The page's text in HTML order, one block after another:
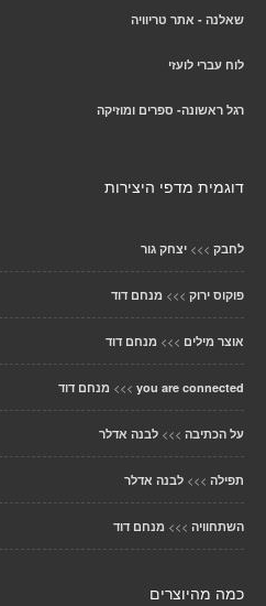
שאלנה - אתר טריוויה
לוח עברי לועזי
רגל ראשונה- ספרים ומוזיקה
דוגמית מדפי היצירות
לחבק >>> יצחק גור
פוקוס ירוק >>> מנחם דוד
אוצר מילים >>> מנחם דוד
you are connected
>>> מנחם דוד
על הכתיבה >>> לבנה אדלר
תפילה >>> לבנה אדלר
השתחוויה >>> מנחם דוד
כמה מהיוצרים